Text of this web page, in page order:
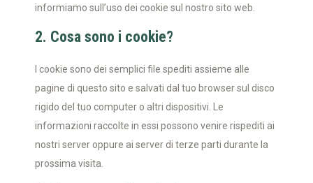
informiamo sull’uso dei cookie sul nostro sito web.
2. Cosa sono i cookie?
I cookie sono dei semplici file spediti assieme alle
pagine di questo sito e salvati dal tuo browser sul disco
rigido del tuo computer o altri dispositivi. Le
informazioni raccolte in essi possono venire rispediti ai
nostri server oppure ai server di terze parti durante la
prossima visita.